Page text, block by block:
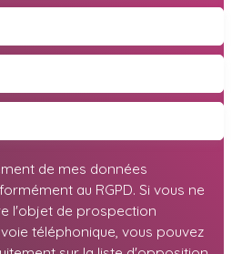
de mes données
au RGPD. Si vous ne
l'objet de prospection
téléphonique, vous pouvez